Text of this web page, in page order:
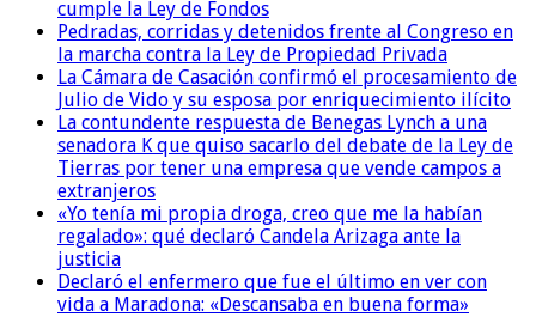
cumple la Ley de Fondos
Pedradas, corridas y detenidos frente al Congreso en
la marcha contra la Ley de Propiedad Privada
La Cámara de Casación confirmó el procesamiento de
Julio de Vido y su esposa por enriquecimiento ilícito
La contundente respuesta de Benegas Lynch a una
senadora K que quiso sacarlo del debate de la Ley de
Tierras por tener una empresa que vende campos a
extranjeros
«Yo tenía mi propia droga, creo que me la habían
regalado»: qué declaró Candela Arizaga ante la
justicia
Declaró el enfermero que fue el último en ver con
vida a Maradona: «Descansaba en buena forma»